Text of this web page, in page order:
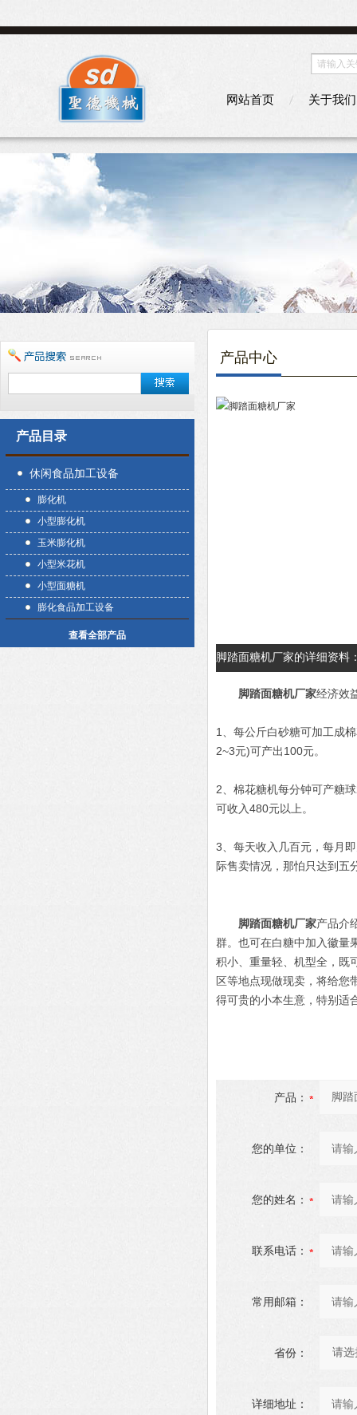
网站首页 关于我们
产品目录
休闲食品加工设备
膨化机
小型膨化机
玉米膨化机
小型米花机
小型面糖机
膨化食品加工设备
查看全部产品
产品中心
脚踏面糖机厂家的详细资料
脚踏面糖机厂家经济效
1、每公斤白砂糖可加工成
2~3元)可产出100元。
2、棉花糖机每分钟可产糖
可收入480元以上。
3、每天收入几百元，每月
际售卖情况，那怕只达到五
脚踏面糖机厂家产品介
群。也可在白糖中加入徽量
积小、重量轻、机型全，既
区等地点现做现卖，将给您
得可贵的小本生意，特别适
产品：
您的单位：
您的姓名：
联系电话：
常用邮箱：
省份：
详细地址：